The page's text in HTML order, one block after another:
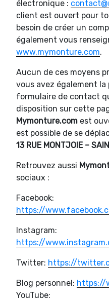
électronique :
client est ouvert pour
besoin de créer un
également vous
www.mymonture.com.
Aucun de ces moyens
vous avez également
formulaire de contact
disposition sur cette
Mymonture.com est
est possible de se
13 RUE MONTJOIE –
Retrouvez aussi
sociaux :
Facebook:
https://
Instagram:
https://
Twitter: https://
Blog personnel: https://
YouTube: